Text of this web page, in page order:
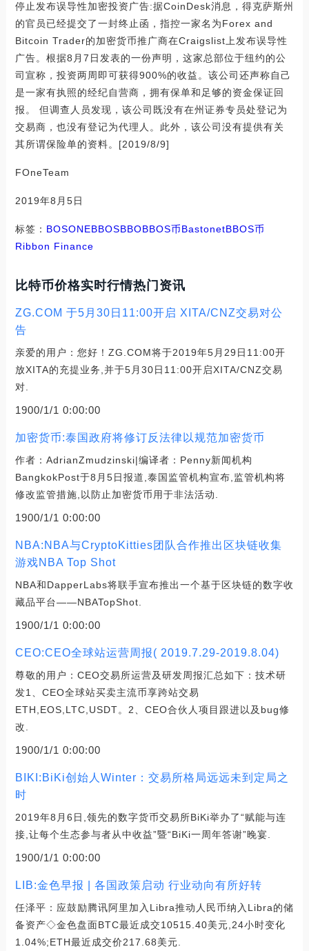
停止发布误导性加密投资广告:据CoinDesk消息，得克萨斯州
的官员已经提交了一封终止函，指控一家名为Forex and
Bitcoin Trader的加密货币推广商在Craigslist上发布误导性
广告。根据8月7日发表的一份声明，这家总部位于纽约的公
司宣称，投资两周即可获得900%的收益。该公司还声称自己
是一家有执照的经纪自营商，拥有保单和足够的资金保证回
报。 但调查人员发现，该公司既没有在州证券专员处登记为
交易商，也没有登记为代理人。此外，该公司没有提供有关
其所谓保险单的资料。[2019/8/9]
FOneTeam
2019年8月5日
标签： BOSONEBBOSBBOBBOS币BastonetBBOS币
Ribbon Finance
比特币价格实时行情热门资讯
ZG.COM 于5月30日11:00开启 XITA/CNZ交易对公
告
亲爱的用户：您好！ZG.COM将于2019年5月29日11:00开
放XITA的充提业务,并于5月30日11:00开启XITA/CNZ交易
对.
1900/1/1 0:00:00
加密货币:泰国政府将修订反法律以规范加密货币
作者：AdrianZmudzinski|编译者：Penny新闻机构
BangkokPost于8月5日报道,泰国监管机构宣布,监管机构将
修改监管措施,以防止加密货币用于非法活动.
1900/1/1 0:00:00
NBA:NBA与CryptoKitties团队合作推出区块链收集
游戏NBA Top Shot
NBA和DapperLabs将联手宣布推出一个基于区块链的数字收
藏品平台——NBATopShot.
1900/1/1 0:00:00
CEO:CEO全球站运营周报( 2019.7.29-2019.8.04)
尊敬的用户：CEO交易所运营及研发周报汇总如下：技术研
发1、CEO全球站买卖主流币享跨站交易
ETH,EOS,LTC,USDT。2、CEO合伙人项目跟进以及bug修
改.
1900/1/1 0:00:00
BIKI:BiKi创始人Winter：交易所格局远远未到定局之
时
2019年8月6日,领先的数字货币交易所BiKi举办了“赋能与连
接,让每个生态参与者从中收益”暨“BiKi一周年答谢”晚宴.
1900/1/1 0:00:00
LIB:金色早报 | 各国政策启动 行业动向有所好转
任泽平：应鼓励腾讯阿里加入Libra推动人民币纳入Libra的储
备资产◇金色盘面BTC最近成交10515.40美元,24小时变化
1.04%;ETH最近成交价217.68美元.